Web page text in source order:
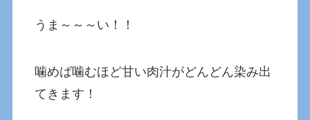
うま～～～い！！
噛めば噛むほど甘い肉汁がどんどん染み出
てきます！